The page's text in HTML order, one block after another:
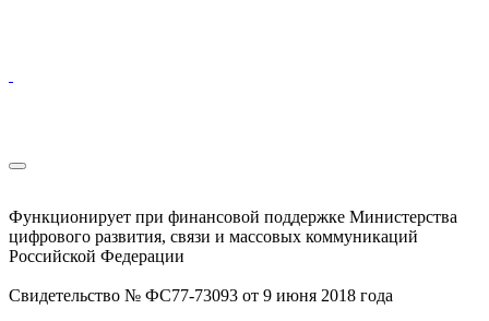
Функционирует при финансовой поддержке Министерства
цифрового развития, связи и массовых коммуникаций
Российской Федерации
Свидетельство № ФС77-73093 от 9 июня 2018 года